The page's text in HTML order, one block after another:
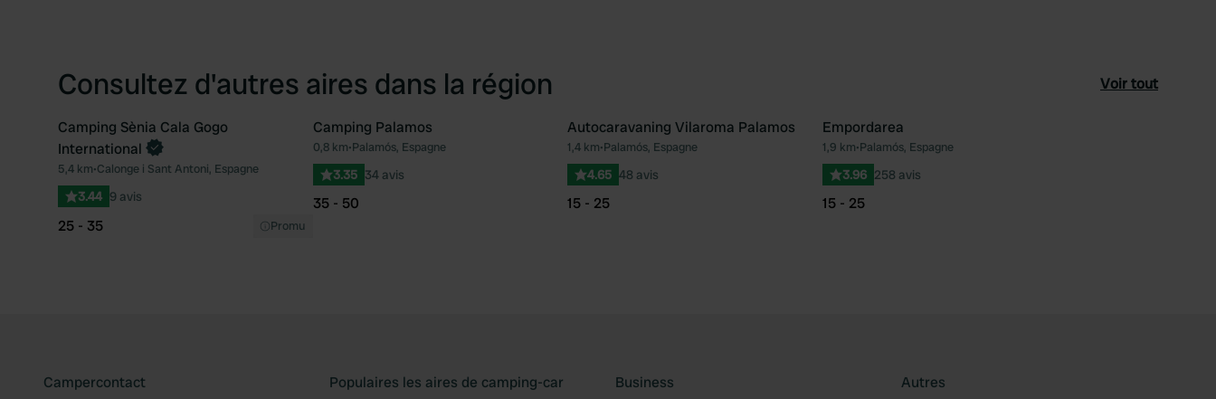
Consultez d'autres aires dans la région Voir tout
Préféré
Reserve maintenant
Camping Sènia Cala Gogo
International
5,4 km•Calonge i Sant Antoni, Espagne
3.44 9 avis
25 - 35 Promu
Préféré
Camping Palamos
0,8 km•Palamós, Espagne
3.35 34 avis
35 - 50
Préféré
Autocaravaning Vilaroma Palamos
1,4 km•Palamós, Espagne
4.65 48 avis
15 - 25
Empordarea
1,9 km•Palamós, Espagne
3.96 258 avis
15 - 25
Campercontact Populaires les aires de camping-car Business Autres